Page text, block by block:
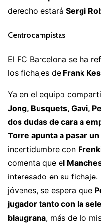
derecho estará Sergi
Centrocampistas
El FC Barcelona se ha
los fichajes de Frank
Ya en el equipo
Jong, Busquets, Gavi,
dos dudas de cara a
Torre apunta a pasar
incertidumbre con
comenta que el
interesado en su
jóvenes, se espera que
jugador tanto con la
blaugrana, más de lo